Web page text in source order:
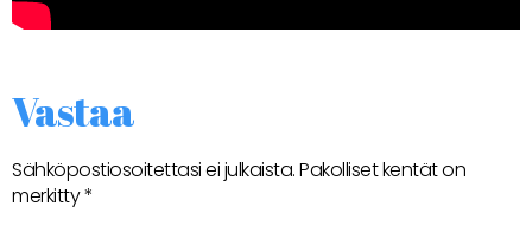
Vastaa
Sähköpostiosoitettasi ei julkaista.Pakolliset kentät on
merkitty*